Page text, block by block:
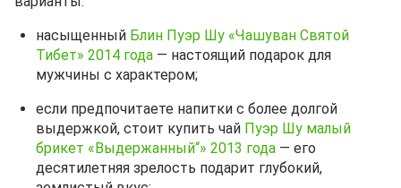
насыщенный Блин Пуэр Шу «Чашуван Святой
Тибет» 2014 года — настоящий подарок для
мужчины с характером;
если предпочитаете напитки с более долгой
выдержкой, стоит купить чай Пуэр Шу малый
брикет «Выдержанный“» 2013 года — его
десятилетняя зрелость подарит глубокий,